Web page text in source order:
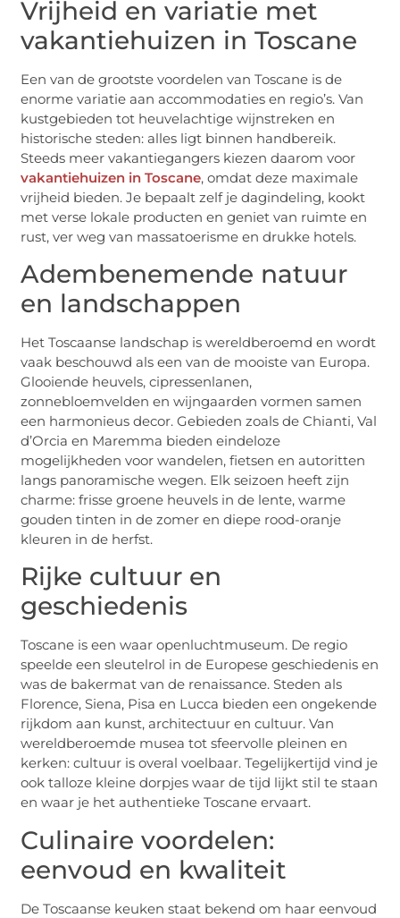
Vrijheid en variatie met
vakantiehuizen in Toscane
Een van de grootste voordelen van Toscane is de
enorme variatie aan accommodaties en regio’s. Van
kustgebieden tot heuvelachtige wijnstreken en
historische steden: alles ligt binnen handbereik.
Steeds meer vakantiegangers kiezen daarom voor
vakantiehuizen in Toscane, omdat deze maximale
vrijheid bieden. Je bepaalt zelf je dagindeling, kookt
met verse lokale producten en geniet van ruimte en
rust, ver weg van massatoerisme en drukke hotels.
Adembenemende natuur
en landschappen
Het Toscaanse landschap is wereldberoemd en wordt
vaak beschouwd als een van de mooiste van Europa.
Glooiende heuvels, cipressenlanen,
zonnebloemvelden en wijngaarden vormen samen
een harmonieus decor. Gebieden zoals de Chianti, Val
d’Orcia en Maremma bieden eindeloze
mogelijkheden voor wandelen, fietsen en autoritten
langs panoramische wegen. Elk seizoen heeft zijn
charme: frisse groene heuvels in de lente, warme
gouden tinten in de zomer en diepe rood-oranje
kleuren in de herfst.
Rijke cultuur en
geschiedenis
Toscane is een waar openluchtmuseum. De regio
speelde een sleutelrol in de Europese geschiedenis en
was de bakermat van de renaissance. Steden als
Florence, Siena, Pisa en Lucca bieden een ongekende
rijkdom aan kunst, architectuur en cultuur. Van
wereldberoemde musea tot sfeervolle pleinen en
kerken: cultuur is overal voelbaar. Tegelijkertijd vind je
ook talloze kleine dorpjes waar de tijd lijkt stil te staan
en waar je het authentieke Toscane ervaart.
Culinaire voordelen:
eenvoud en kwaliteit
De Toscaanse keuken staat bekend om haar eenvoud